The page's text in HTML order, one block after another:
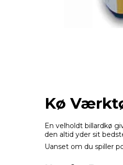
Kø
En velholdt billardkø
den altid yder sit
Uanset om du spiller